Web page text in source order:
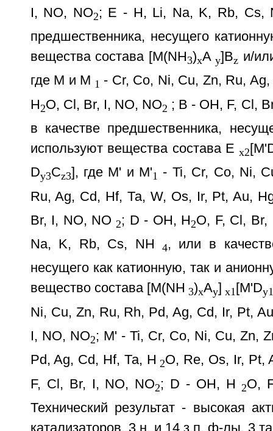
I, NO, NO2; E - H, Li, Na, K, Rb, Cs,
предшественника, несущего
вещества состава [М(NH3)хАу]Вz и/
где М и M 1 - Cr, Co, Ni, Cu, Zn, Ru,
H2O, Cl, Br, I, NO, NO2 ; В - ОН, F, Cl,
в качестве предшественника,
используют вещества состава E x2
Dу3Сz3], где М' и M'1 - Ti, Cr, Co, Ni,
Ru, Ag, Cd, Hf, Та, W, Os, Ir, Pt, Au,
Br, I, NO, NO 2; D - OH, H2O, F, Cl, Br,
Na, K, Rb, Cs, NH 4, или в
несущего как катионную, так и
вещество состава [M(NH 3)xAу] x1 [M'D
Ni, Cu, Zn, Ru, Rh, Pd, Ag, Cd, Ir, Pt,
I, NO, NO2; М' - Ti, Cr, Co, Ni, Cu, Zn,
Pd, Ag, Cd, Hf, Та, H 2O, Re, Os, Ir,
F, Cl, Br, I, NO, NO2; D - OH, Н 2О,
Технический результат - высокая
катализаторов. 3 н. и 14 з.п. ф-лы, 3